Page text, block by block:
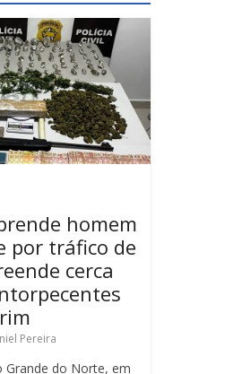
homem
por tráfico de
cerca
Pereira
Grande do Norte, em